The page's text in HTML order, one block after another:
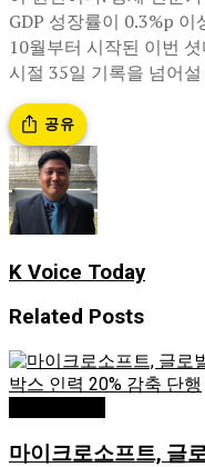
GDP 성장률이 0.3%p
10월부터 시작된 이번
시절 35일 기록을 넘어
공유
K Voice Today
Related Posts
마이크로소프트, 글